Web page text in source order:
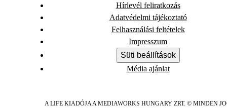
Hírlevél feliratkozás
Adatvédelmi tájékoztató
Felhasználási feltételek
Impresszum
Süti beállítások
Média ajánlat
A LIFE KIADÓJA A MEDIAWORKS HUNGARY ZRT. © MINDEN